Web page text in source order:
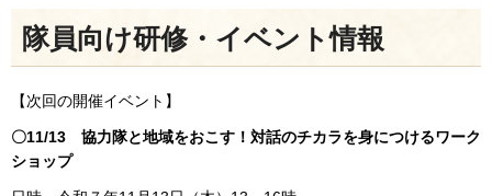
隊員向け研修・イベント情報
【次回の開催イベント】
〇11/13 協力隊と地域をおこす！対話のチカラを身につけるワーク
ショップ